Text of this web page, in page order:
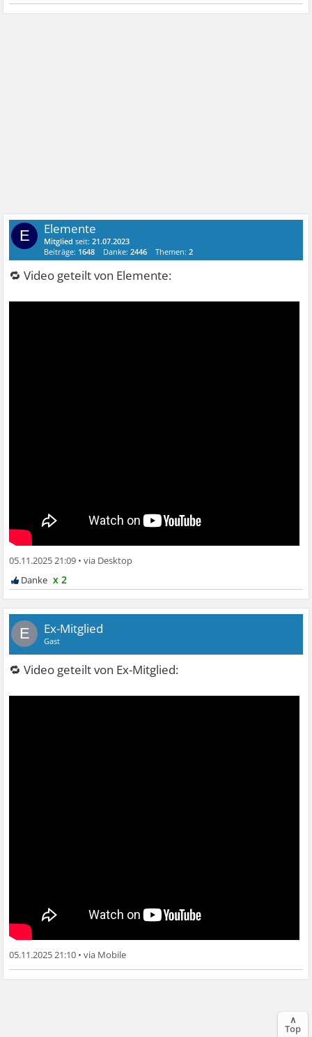
E Elemente
Mitglied seit:21.07.2023
Beiträge: 1648 Danke:2446 Themen:2
🔁 Video geteilt von Elemente:
05.11.2025 21:09 •
x 2
E Ex-Mitglied
Gast
🔁 Video geteilt von Ex-Mitglied:
05.11.2025 21:10 •
∧
Top